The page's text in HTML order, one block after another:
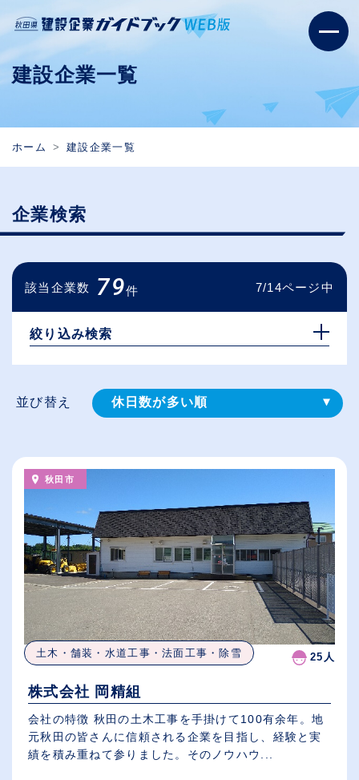
建設企業一覧
ホーム 建設企業一覧
企業検索
該当企業数 79件 7/14ページ中
絞り込み検索
並び替え 休日数が多い順
従業員が多い順
秋田市
土木・舗装・水道工事・法面工事・除雪 25人
株式会社 岡精組
会社の特徴 秋田の土木工事を手掛けて100有余年。地
元秋田の皆さんに信頼される企業を目指し、経験と実
績を積み重ねて参りました。そのノウハウ...